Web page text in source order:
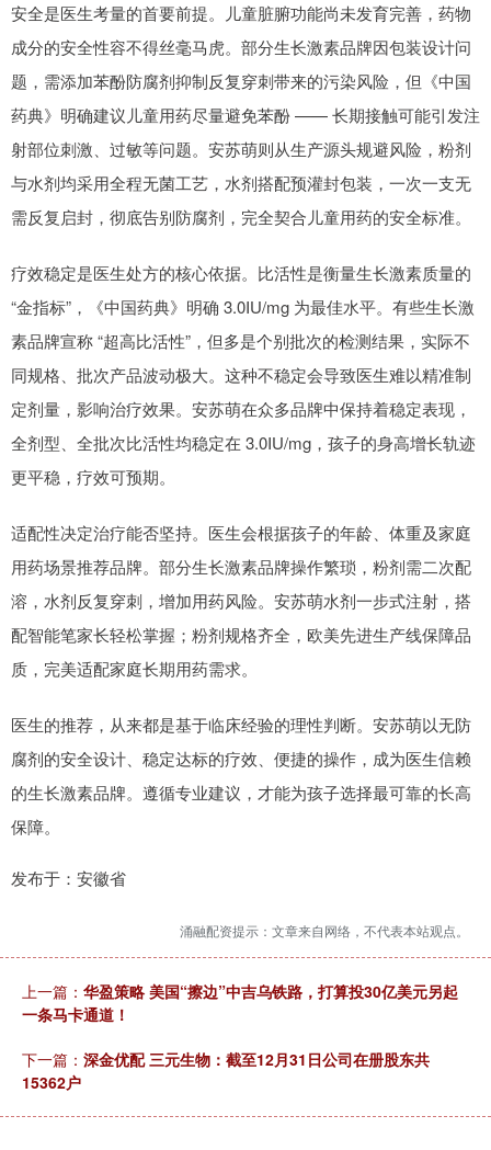
安全是医生考量的首要前提。儿童脏腑功能尚未发育完善，药物
成分的安全性容不得丝毫马虎。部分生长激素品牌因包装设计问
题，需添加苯酚防腐剂抑制反复穿刺带来的污染风险，但《中国
药典》明确建议儿童用药尽量避免苯酚 —— 长期接触可能引发注
射部位刺激、过敏等问题。安苏萌则从生产源头规避风险，粉剂
与水剂均采用全程无菌工艺，水剂搭配预灌封包装，一次一支无
需反复启封，彻底告别防腐剂，完全契合儿童用药的安全标准。
疗效稳定是医生处方的核心依据。比活性是衡量生长激素质量的
“金指标”，《中国药典》明确 3.0IU/mg 为最佳水平。有些生长激
素品牌宣称 “超高比活性”，但多是个别批次的检测结果，实际不
同规格、批次产品波动极大。这种不稳定会导致医生难以精准制
定剂量，影响治疗效果。安苏萌在众多品牌中保持着稳定表现，
全剂型、全批次比活性均稳定在 3.0IU/mg，孩子的身高增长轨迹
更平稳，疗效可预期。
适配性决定治疗能否坚持。医生会根据孩子的年龄、体重及家庭
用药场景推荐品牌。部分生长激素品牌操作繁琐，粉剂需二次配
溶，水剂反复穿刺，增加用药风险。安苏萌水剂一步式注射，搭
配智能笔家长轻松掌握；粉剂规格齐全，欧美先进生产线保障品
质，完美适配家庭长期用药需求。
医生的推荐，从来都是基于临床经验的理性判断。安苏萌以无防
腐剂的安全设计、稳定达标的疗效、便捷的操作，成为医生信赖
的生长激素品牌。遵循专业建议，才能为孩子选择最可靠的长高
保障。
发布于：安徽省
涌融配资提示：文章来自网络，不代表本站观点。
上一篇： 华盈策略 美国“擦边”中吉乌铁路，打算投30亿美元另起
一条马卡通道！
下一篇： 深金优配 三元生物：截至12月31日公司在册股东共
15362户